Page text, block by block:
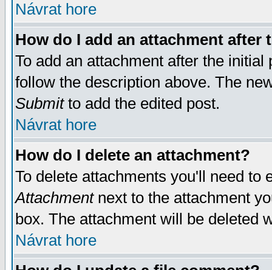
Návrat hore
How do I add an attachment after
To add an attachment after the
follow the description above. The
Submitto add the edited post.
Návrat hore
How do I delete an attachment?
To delete attachments you'll need
Attachmentnext to the attachment
box. The attachment will be deleted
Návrat hore